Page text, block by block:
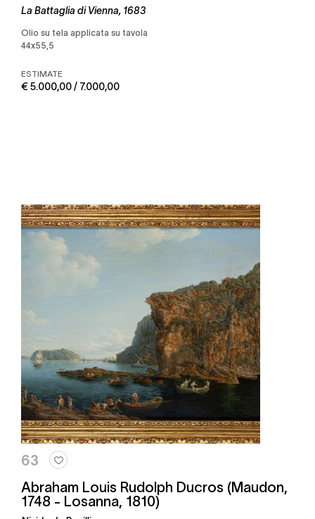
La Battaglia di Vienna, 1683
Olio su tela applicata su tavola
44x55,5
ESTIMATE
€ 5.000,00 / 7.000,00
63
Abraham Louis Rudolph Ducros (Maudon,
1748 - Losanna, 1810)